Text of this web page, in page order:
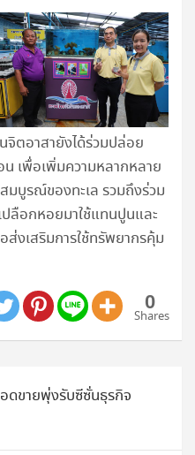
ตอาสายังได้ร่วมปล่อย
เพื่อเพิ่มความหลากหลาย
บูรณ์ของทะเล รวมถึงร่วม
ปลือกหอยมาใช้แทนปูนและ
งเสริมการใช้ทรัพยากรคุ้ม
0
Shares
ดขายพุ่งรับซีซั่นธุรกิจ